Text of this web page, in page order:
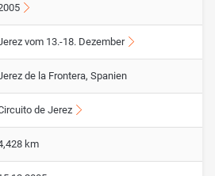
vom 13.-18. Dezember
de la Frontera, Spanien
de Jerez
km